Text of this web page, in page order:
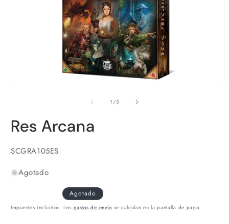
ventana
modal
1/de
3
Res Arcana
SKU:
SCGRA105ES
Agotado
Agotado
Impuestos incluidos. Los gastos de envío se calculan en la pantalla de pago.